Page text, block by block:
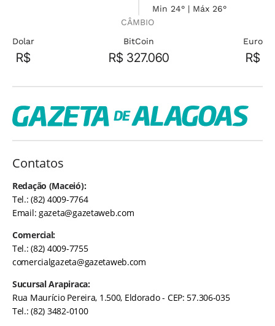
Min 24° | Máx 26°
CÂMBIO
Dolar
R$
BitCoin
R$ 327.060
Euro
R$
Contatos
Redação (Maceió):
Tel.: (82) 4009-7764
Email:gazeta@gazetaweb.com
Comercial:
Tel.: (82) 4009-7755
comercialgazeta@gazetaweb.com
Sucursal Arapiraca:
Rua Maurício Pereira, 1.500, Eldorado - CEP: 57.306-035
Tel.: (82) 3482-0100